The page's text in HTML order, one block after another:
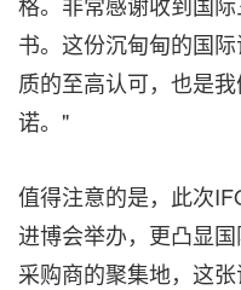
书。这份沉甸甸的国
质的至高认可，也是
诺。"
值得注意的是，此次
进博会举办，更凸显
采购商的聚集地，这